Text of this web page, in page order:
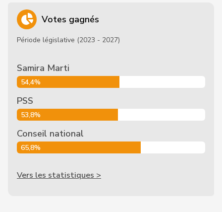
Votes gagnés
Période législative (2023 - 2027)
Samira Marti
54,4%
PSS
53,8%
Conseil national
65,8%
Vers les statistiques >